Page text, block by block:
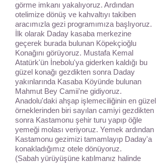
görme imkanı yakalıyoruz. Ardından
otelimize dönüş ve kahvaltıyı takiben
aracımızla gezi programımıza başlıyoruz.
İlk olarak Daday kasaba merkezine
geçerek burada bulunan Köpekçioğlu
Konağını görüyoruz. Mustafa Kemal
Atatürk'ün İnebolu'ya giderken kaldığı bu
güzel konağı gezdikten sonra Daday
yakınlarında Kasaba Köyünde bulunan
Mahmut Bey Camii'ne gidiyoruz.
Anadolu'daki ahşap işlemeciliğinin en güzel
örneklerinden biri sayılan camiyi gezdikten
sonra Kastamonu şehir turu yapıp öğle
yemeği molası veriyoruz. Yemek ardından
Kastamonu gezimizi tamamlayıp Daday'a
konakladığımız otele dönüyoruz.
(Sabah yürüyüşüne katılmanız halinde